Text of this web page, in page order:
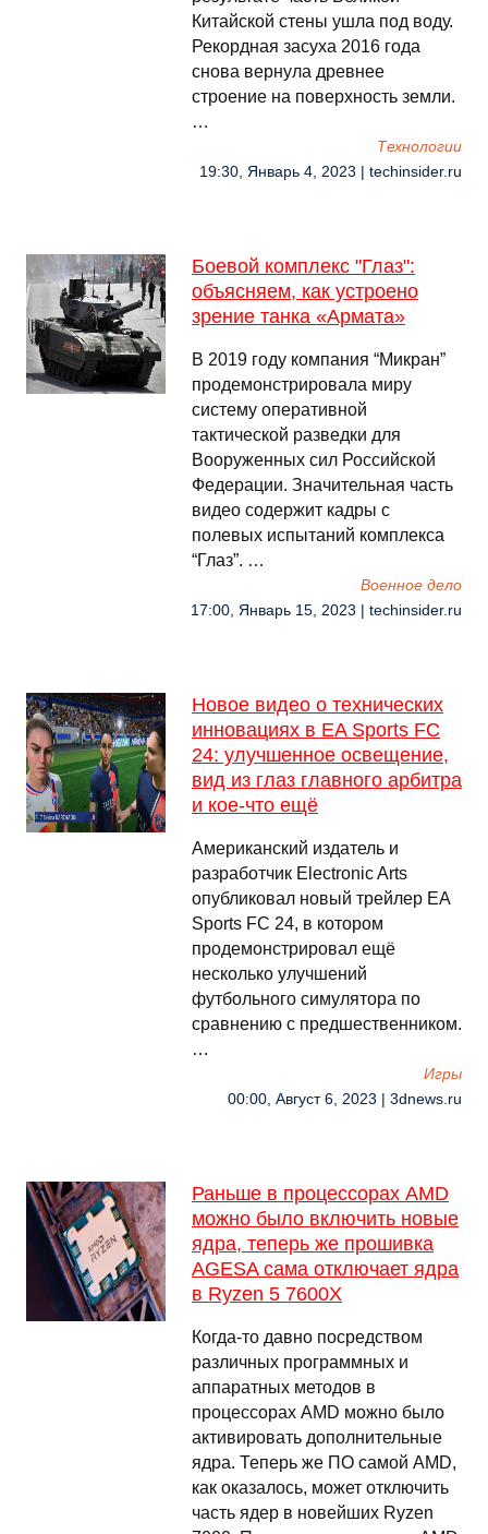
Китайской стены ушла под воду.
Рекордная засуха 2016 года
снова вернула древнее
строение на поверхность земли.
…
Технологии
19:30, Январь 4, 2023 | techinsider.ru
Боевой комплекс "Глаз":
объясняем, как устроено
зрение танка «Армата»
В 2019 году компания “Микран”
продемонстрировала миру
систему оперативной
тактической разведки для
Вооруженных сил Российской
Федерации. Значительная часть
видео содержит кадры с
полевых испытаний комплекса
“Глаз”. …
Военное дело
17:00, Январь 15, 2023 | techinsider.ru
Новое видео о технических
инновациях в EA Sports FC
24: улучшенное освещение,
вид из глаз главного арбитра
и кое-что ещё
Американский издатель и
разработчик Electronic Arts
опубликовал новый трейлер EA
Sports FC 24, в котором
продемонстрировал ещё
несколько улучшений
футбольного симулятора по
сравнению с предшественником.
…
Игры
00:00, Август 6, 2023 | 3dnews.ru
Раньше в процессорах AMD
можно было включить новые
ядра, теперь же прошивка
AGESA сама отключает ядра
в Ryzen 5 7600X
Когда-то давно посредством
различных программных и
аппаратных методов в
процессорах AMD можно было
активировать дополнительные
ядра. Теперь же ПО самой AMD,
как оказалось, может отключить
часть ядер в новейших Ryzen